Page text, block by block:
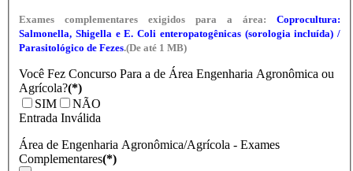
Exames complementares exigidos para a área: Coprocultura:
Salmonella, Shigella e E. Coli enteropatogênicas (sorologia incluída) /
Parasitológico de Fezes.(De até 1 MB)
Você Fez Concurso Para a de Área Engenharia Agronômica ou
Agrícola?(*)
SIM
NÃO
Entrada Inválida
Área de Engenharia Agronômica/Agrícola - Exames
Complementares(*)